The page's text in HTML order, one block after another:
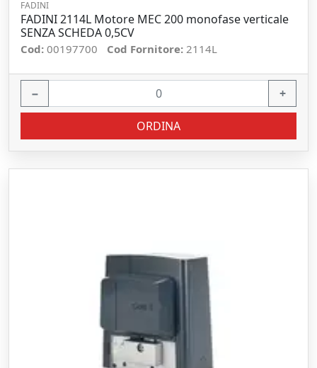
FADINI
FADINI 2114L Motore MEC 200 monofase verticale
SENZA SCHEDA 0,5CV
Cod: 00197700 Cod Fornitore: 2114L
− +
ORDINA